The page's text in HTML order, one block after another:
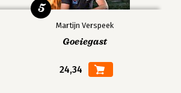
Martijn Verspeek
Goeiegast
24,34
5